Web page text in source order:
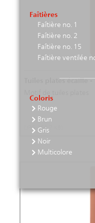
Faîtières
Faîtière no. 1
Faîtière no. 2
Faîtière no. 15
Faîtière ventilée
Coloris
Rouge
Brun
Gris
Noir
Multicolore
Tuiles plates
(JPG 260.7 KB)